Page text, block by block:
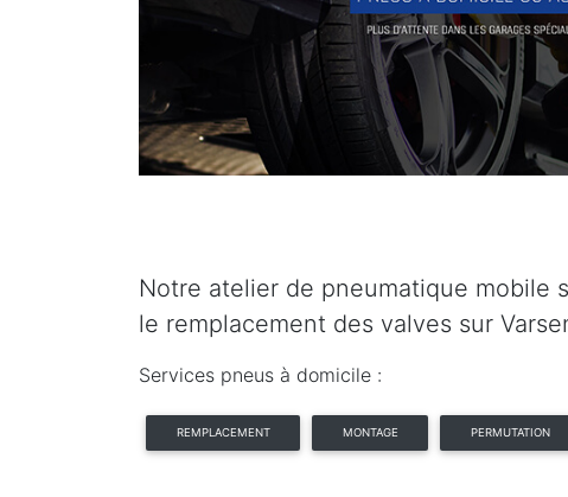
Notre atelier de pneumatique mobile
le remplacement des valves sur
Services pneus à domicile :
REMPLACEMENT MONTAGE PERMUTATION